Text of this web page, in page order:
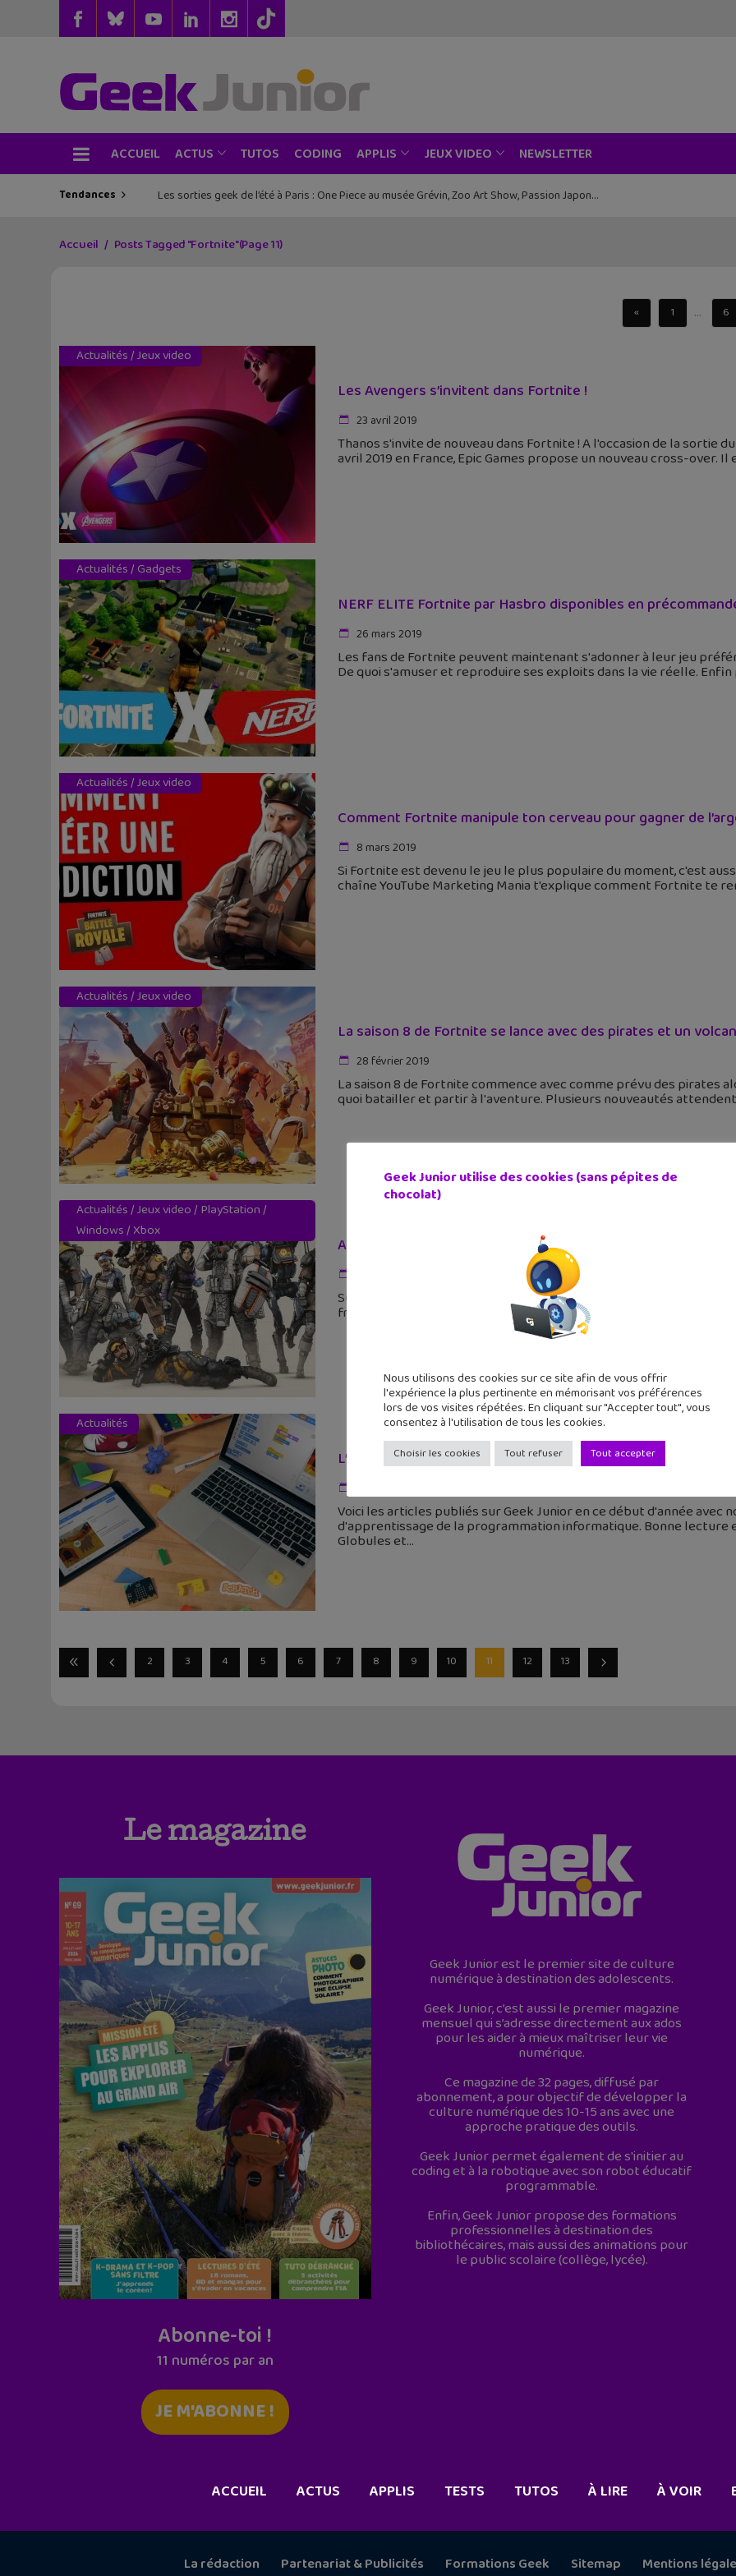
ACCUEIL ACTUS TUTOS CODING APPLIS JEUX VIDEO NEWSLETTER
Tendances Les sorties geek de l’été à Paris : One Piece au musée Grévin, Zoo Art Show, Passion Japon…
Accueil Posts Tagged "Fortnite"(Page 11)
« 1 ... 6
Actualités/Jeux video
Les Avengers s’invitent dans Fortnite !
23 avril 2019
Thanos s'invite de nouveau dans Fortnite ! A l'occasion de la sortie
avril 2019 en France, Epic Games propose un nouveau cross-over. Il
Actualités/ Gadgets
NERF ELITE Fortnite par Hasbro disponibles en
26 mars 2019
Les fans de Fortnite peuvent maintenant s'adonner à leur jeu
De quoi s'amuser et reproduire ses exploits dans la vie réelle.
Actualités/Jeux video
Comment Fortnite manipule ton cerveau pour gagner de
8 mars 2019
Si Fortnite est devenu le jeu le plus populaire du moment, c'est
chaîne YouTube Marketing Mania t'explique comment Fortnite te
Actualités/Jeux video
La saison 8 de Fortnite se lance avec des pirates et un
28 février 2019
La saison 8 de Fortnite commence avec comme prévu des pirates
quoi batailler et partir à l'aventure. Plusieurs nouveautés
Actualités/Jeux video/ PlayStation/
Windows/Xbox
Apex Legends, le nouveau jeu Battle Royale dans l’univers
Surprise ! Le studio Respawn Entertainment vient de lancer Apex
free-to-play qui pourrait bien faire de l'ombre à Fortnite. C'est
Actualités
L’actu geek #88 : Scratch 3.0, Fortnite, Netflix, Bolt par Sphero
Voici les articles publiés sur Geek Junior en ce début d'année
d'apprentissage de la programmation informatique. Bonne
Globules et
2 3 4 5 6 7 8 9 10 11 12 13
Le magazine
Abonne-toi !
11 numéros par an
JE M'ABONNE !
Geek Junior est le premier site de culture
numérique à destination des adolescents.
Geek Junior, c’est aussi le premier magazine
mensuel qui s’adresse directement aux ados
pour les aider à mieux maîtriser leur vie
numérique.
Ce magazine de 32 pages, diffusé par
abonnement, a pour objectif de développer la
culture numérique des 10-15 ans avec une
approche pratique des outils.
Geek Junior permet également de s'initier au
coding et à la robotique avec son robot éducatif
programmable.
Enfin, Geek Junior propose des formations
professionnelles à destination des
bibliothécaires, mais aussi des animations pour
le public scolaire (collège, lycée).
Geek Junior utilise des cookies (sans pépites de
chocolat)
Nous utilisons des cookies sur ce site afin de vous offrir
l'expérience la plus pertinente en mémorisant vos préférences
lors de vos visites répétées. En cliquant sur "Accepter tout", vous
consentez à l'utilisation de tous les cookies.
Choisir les cookies Tout refuser Tout accepter
ACCUEIL ACTUS APPLIS TESTS TUTOS À LIRE À VOIR
La rédaction Partenariat & Publicités Formations Geek Sitemap Mentions